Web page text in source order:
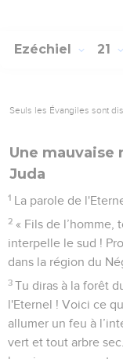
Ezéchiel 21
Seuls les Évangiles sont
Une mauvaise
Juda
1 La parole de
2 « Fils de l’homme,
interpelle le sud !
dans la région du
3 Tu diras à la forêt
l'Eternel ! Voici ce
allumer un feu à
vert et tout arbre